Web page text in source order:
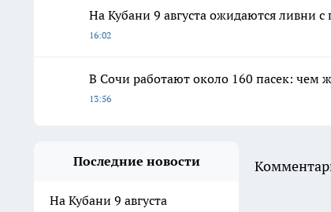
На Кубани 9 августа ожидаются ливни с
16:02
В Сочи работают около 160 пасек: чем
13:56
Последние новости
На Кубани 9 августа